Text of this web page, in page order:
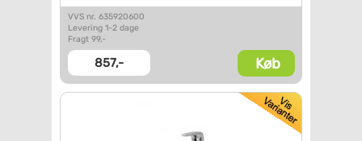
VVS nr. 635920600
Levering 1-2 dage
Fragt 99,-
857,- Køb